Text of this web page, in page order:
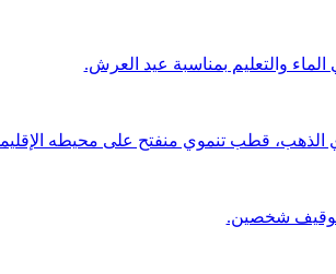
والتعليم بمناسبة عيد العرش.
الذهب، قطب تنموي منفتح على محيطه